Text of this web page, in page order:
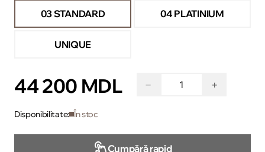
03 STANDARD 04 PLATINIUM
UNIQUE
44 200 MDL − +
Disponibilitate: În stoc
Cumpără rapid